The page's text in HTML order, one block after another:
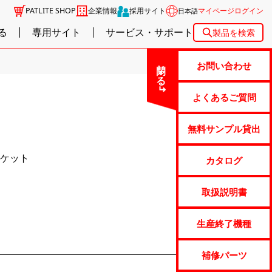
PATLITE SHOP 企業情報 採用サイト 日本語マイページログイン
専用サイト サービス・サポート 製品を検索
閉じる お問い合わせ
よくあるご質問
無料サンプル貸出
カタログ
取扱説明書
生産終了機種
補修パーツ
ット